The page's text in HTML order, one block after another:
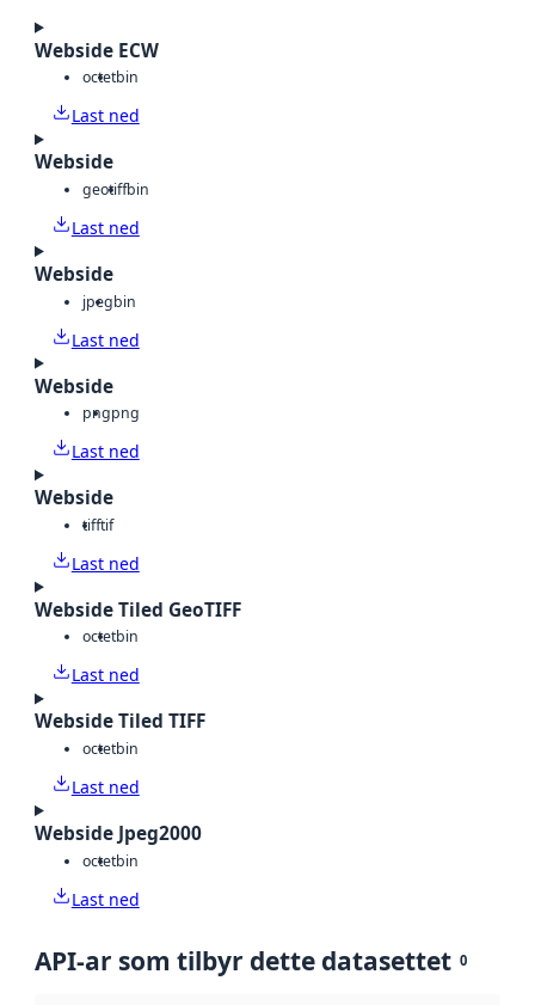
Webside ECW
octetbin
Last ned
Webside
geotiffbin
Last ned
Webside
jpegbin
Last ned
Webside
pngpng
Last ned
Webside
tifftif
Last ned
Webside Tiled GeoTIFF
octetbin
Last ned
Webside Tiled TIFF
octetbin
Last ned
Webside Jpeg2000
octetbin
Last ned
API-ar som tilbyr dette datasettet 0